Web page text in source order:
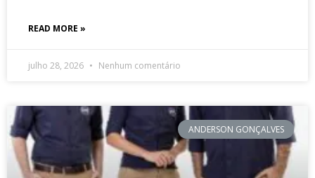
READ MORE »
julho 28, 2026 Nenhum comentário
ANDERSON GONÇALVES